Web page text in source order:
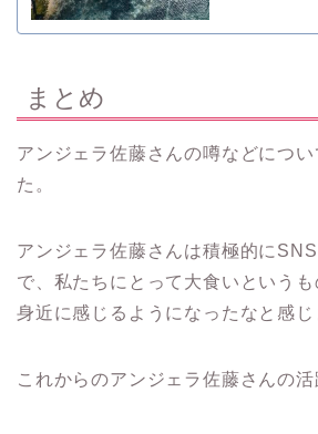
まとめ
アンジェラ佐藤さんの噂などにつ
た。
アンジェラ佐藤さんは積極的に
で、私たちにとって大食いという
身近に感じるようになったなと感じ
これからのアンジェラ佐藤さんの活